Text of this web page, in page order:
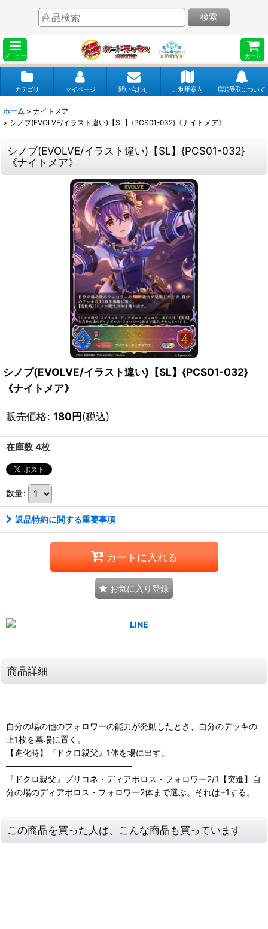
メニュー カート
検索
カテゴリ マイページ 問い合わせ ご利用案内 店頭受取について
ホーム > ナイトメア
> シノブ(EVOLVE/イラスト違い)【SL】{PCS01-032}《ナイトメア》
シノブ(EVOLVE/イラスト違い)【SL】{PCS01-032}
《ナイトメア》
シノブ(EVOLVE/イラスト違い)【SL】{PCS01-032}
《ナイトメア》
販売価格: 180円(税込)
在庫数 4枚
数量:
返品特約に関する重要事項
カートに入れる
お気に入り登録
商品詳細
自分の場の他のフォロワーの能力が発動したとき、自分のデッキの
上1枚を墓場に置く。
【進化時】『ドクロ親父』1体を場に出す。
―――――――――――――――
『ドクロ親父』プリコネ・ディアボロス・フォロワー2/1【突進】自
分の場のディアボロス・フォロワー2体まで選ぶ。それは+1する。
この商品を買った人は、こんな商品も買っています